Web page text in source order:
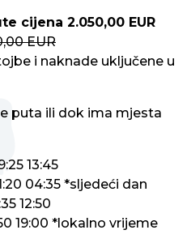
cijena 2.050,00 EUR
EUR
i naknade uključene u
puta ili dok ima mjesta
13:45
04:35 *sljedeći dan
12:50
19:00 *lokalno vrijeme